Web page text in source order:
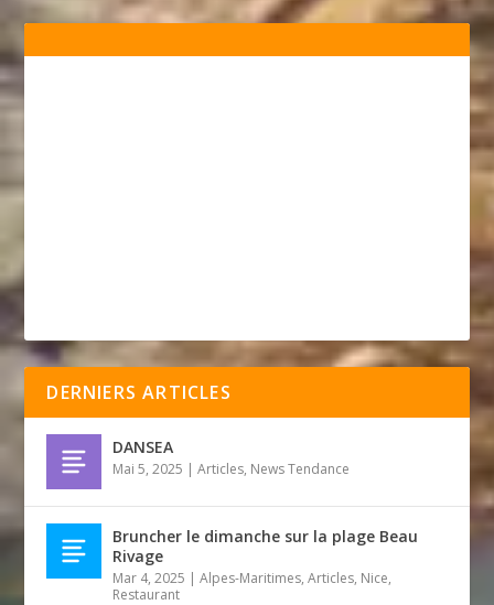
DERNIERS ARTICLES
DANSEA
Mai 5, 2025 |Articles, News Tendance
Bruncher le dimanche sur la plage Beau
Rivage
Mar 4, 2025 |Alpes-Maritimes,Articles, Nice,
Restaurant